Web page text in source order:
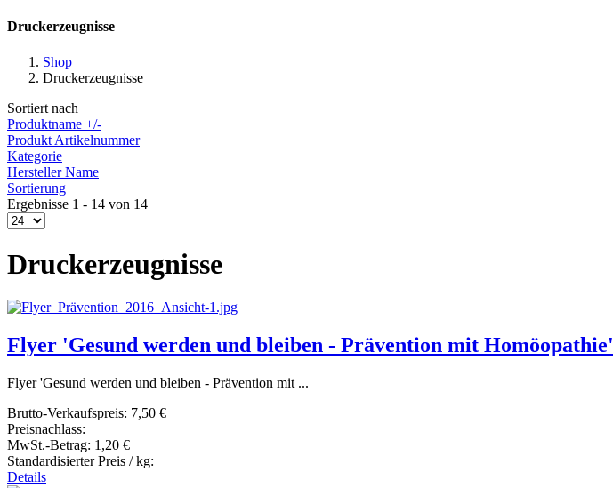
Druckerzeugnisse
Shop
Druckerzeugnisse
Sortiert nach
Produktname +/-
Produkt Artikelnummer
Kategorie
Hersteller Name
Sortierung
Ergebnisse 1 - 14 von 14
Druckerzeugnisse
Flyer 'Gesund werden und bleiben - Prävention mit Homöopathie'
Flyer 'Gesund werden und bleiben - Prävention mit ...
Brutto-Verkaufspreis: 7,50 €
Preisnachlass:
MwSt.-Betrag: 1,20 €
Standardisierter Preis / kg:
Details